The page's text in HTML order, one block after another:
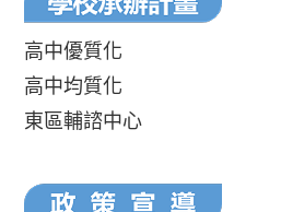
高中優質化
高中均質化
東區輔諮中心